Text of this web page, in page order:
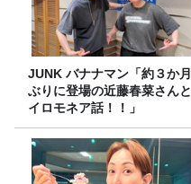
JUNK バナナマン「約３か月
ぶりに登場の近藤春菜さんと
イロモネア話！！」